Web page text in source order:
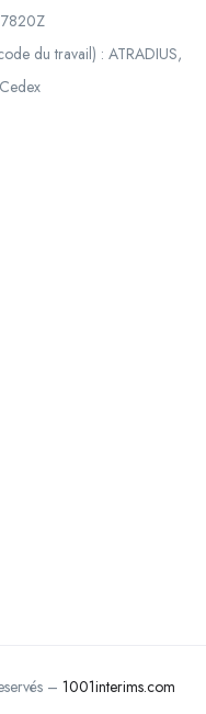
du travail) : ATRADIUS,
– 1001interims.com